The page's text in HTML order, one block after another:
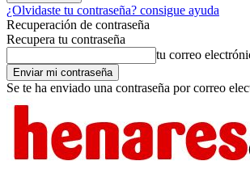
¿Olvidaste tu contraseña? consigue ayuda
Recuperación de contraseña
Recupera tu contraseña
tu correo
Se te ha enviado una contraseña por correo